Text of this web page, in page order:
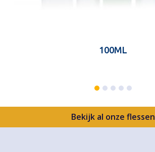
100ML
Bekijk al onze flessen